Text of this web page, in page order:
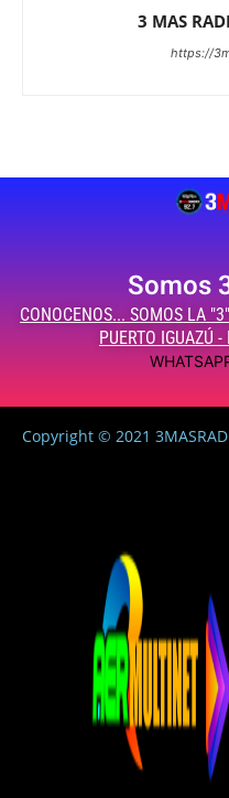
3 MAS
https://
Somos
CONOCENOS... SOMOS LA
PUERTO IGUAZÚ
Copyright © 2021